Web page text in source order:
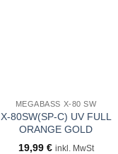
MEGABASS X-80 SW
X-80SW(SP-C) UV FULL
ORANGE GOLD
19,99 € inkl. MwSt